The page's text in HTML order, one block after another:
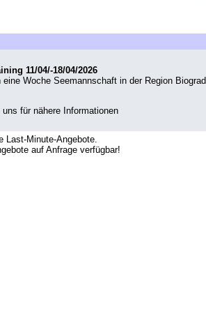
11/04/-18/04/2026
Woche Seemannschaft in der Region Biograd
uns für nähere Informationen
Last-Minute-Angebote.
auf Anfrage verfügbar!